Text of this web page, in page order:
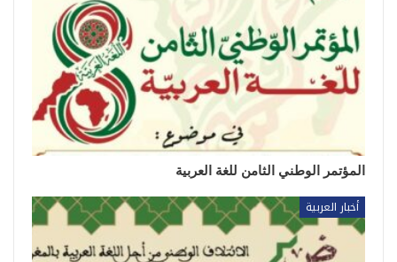
المؤتمر الوطني الثامن للغة العربية
أخبار العربية